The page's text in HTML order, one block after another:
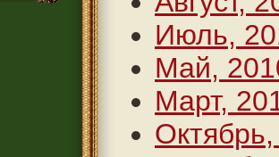
Июль,
Май,
Март,